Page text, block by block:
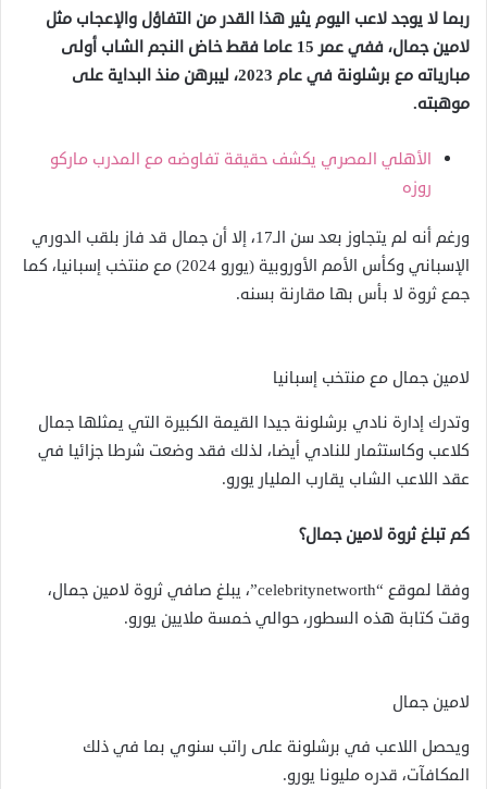
ربما لا يوجد لاعب اليوم يثير هذا القدر من التفاؤل والإعجاب مثل
لامين جمال، ففي عمر 15 عاما فقط خاض النجم الشاب أولى
مبارياته مع برشلونة في عام 2023، ليبرهن منذ البداية على
موهبته.
الأهلي المصري يكشف حقيقة تفاوضه مع المدرب ماركو
روزه
ورغم أنه لم يتجاوز بعد سن الـ17، إلا أن جمال قد فاز بلقب الدوري
الإسباني وكأس الأمم الأوروبية (يورو 2024) مع منتخب إسبانيا، كما
جمع ثروة لا بأس بها مقارنة بسنه.
لامين جمال مع منتخب إسبانيا
وتدرك إدارة نادي برشلونة جيدا القيمة الكبيرة التي يمثلها جمال
كلاعب وكاستثمار للنادي أيضا، لذلك فقد وضعت شرطا جزائيا في
عقد اللاعب الشاب يقارب المليار يورو.
كم تبلغ ثروة لامين جمال؟
وفقا لموقع “celebritynetworth”، يبلغ صافي ثروة لامين جمال،
وقت كتابة هذه السطور، حوالي خمسة ملايين يورو.
لامين جمال
ويحصل اللاعب في برشلونة على راتب سنوي بما في ذلك
المكافآت، قدره مليونا يورو.